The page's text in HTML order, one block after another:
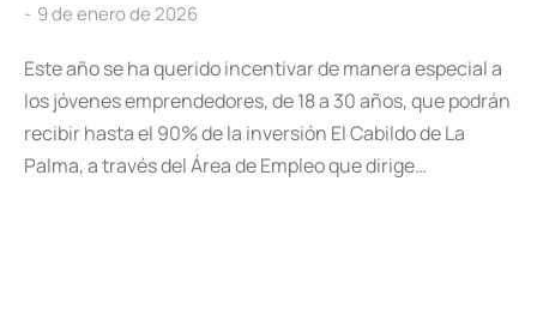
9 de enero de 2026
Este año se ha querido incentivar de manera especial a
los jóvenes emprendedores, de 18 a 30 años, que podrán
recibir hasta el 90% de la inversión El Cabildo de La
Palma, a través del Área de Empleo que dirige…